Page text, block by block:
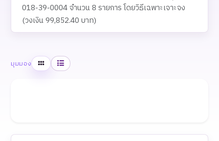
018-39-0004 จำนวน 8 รายการ โดยวิธีเฉพาะเจาะจง
(วงเงิน 99,852.40 บาท)
มุมมอง ตารางรายการ